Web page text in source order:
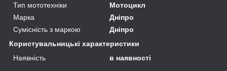
Тип мототехніки
Мотоцикл
Марка
Дніпро
Сумісність з маркою
Дніпро
Користувальницькі характеристики
Наявність
в наявності